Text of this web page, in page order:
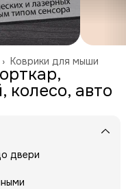
Коврики для мыши
›
колесо, авто
двери